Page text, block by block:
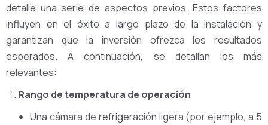
detalle una serie de aspectos previos. Estos factores
influyen en el éxito a largo plazo de la instalación y
garantizan que la inversión ofrezca los resultados
esperados. A continuación, se detallan los más
relevantes:
Rango de temperatura de operación
Una cámara de refrigeración ligera (por ejemplo, a 5